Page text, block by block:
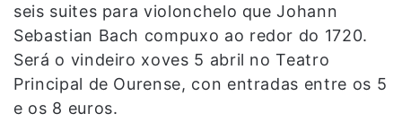
seis suites para violonchelo que Johann
Sebastian Bach compuxo ao redor do 1720.
Será o vindeiro xoves 5 abril no Teatro
Principal de Ourense, con entradas entre os 5
e os 8 euros.